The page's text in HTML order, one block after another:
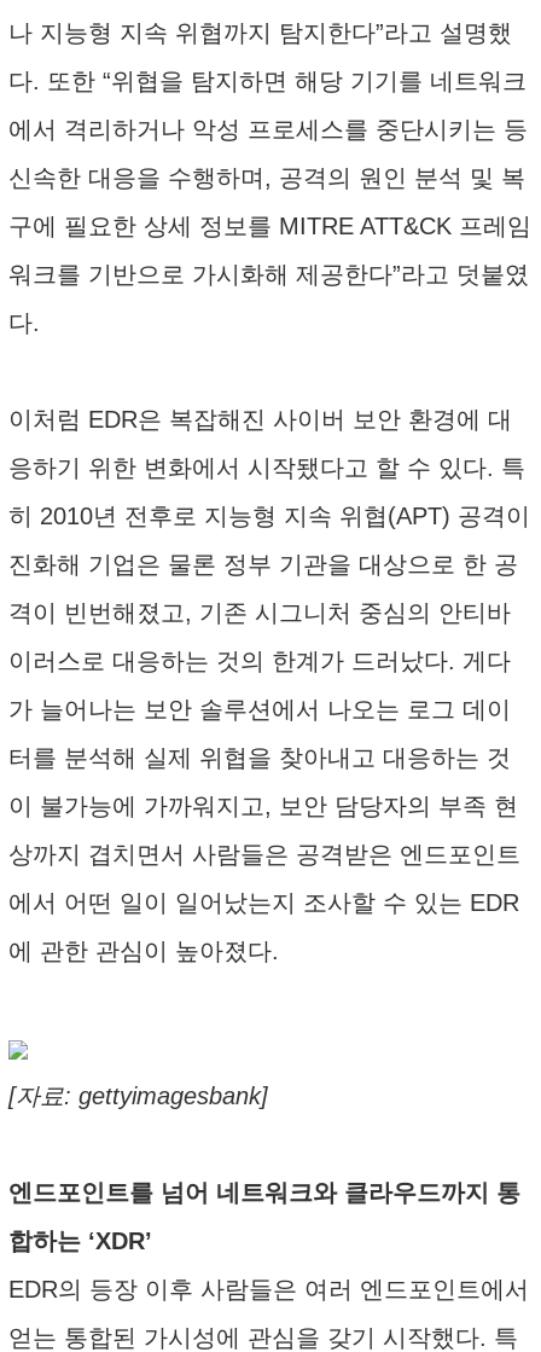
나 지능형 지속 위협까지 탐지한다”라고 설명했
다. 또한 “위협을 탐지하면 해당 기기를 네트워크
에서 격리하거나 악성 프로세스를 중단시키는 등
신속한 대응을 수행하며, 공격의 원인 분석 및 복
구에 필요한 상세 정보를 MITRE ATT&CK 프레임
워크를 기반으로 가시화해 제공한다”라고 덧붙였
다.
이처럼 EDR은 복잡해진 사이버 보안 환경에 대
응하기 위한 변화에서 시작됐다고 할 수 있다. 특
히 2010년 전후로 지능형 지속 위협(APT) 공격이
진화해 기업은 물론 정부 기관을 대상으로 한 공
격이 빈번해졌고, 기존 시그니처 중심의 안티바
이러스로 대응하는 것의 한계가 드러났다. 게다
가 늘어나는 보안 솔루션에서 나오는 로그 데이
터를 분석해 실제 위협을 찾아내고 대응하는 것
이 불가능에 가까워지고, 보안 담당자의 부족 현
상까지 겹치면서 사람들은 공격받은 엔드포인트
에서 어떤 일이 일어났는지 조사할 수 있는 EDR
에 관한 관심이 높아졌다.
[자료: gettyimagesbank]
엔드포인트를 넘어 네트워크와 클라우드까지 통
합하는 ‘XDR’
EDR의 등장 이후 사람들은 여러 엔드포인트에서
얻는 통합된 가시성에 관심을 갖기 시작했다. 특